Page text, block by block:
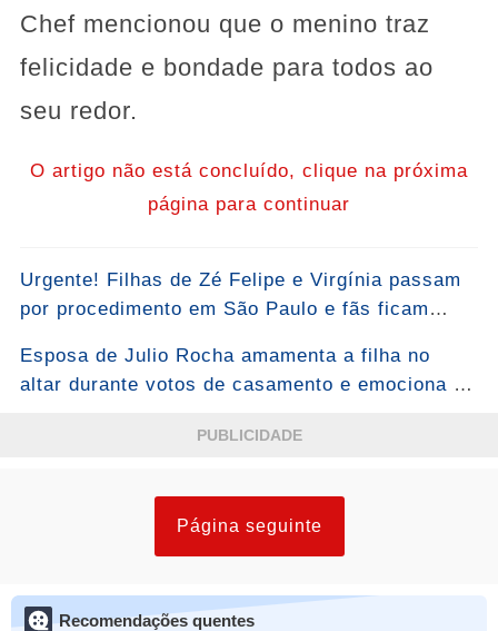
Chef mencionou que o menino traz
felicidade e bondade para todos ao
seu redor.
O artigo não está concluído, clique na próxima
página para continuar
Urgente! Filhas de Zé Felipe e Virgínia passam
por procedimento em São Paulo e fãs ficam
atenção”...Ver mais
Esposa de Julio Rocha amamenta a filha no
altar durante votos de casamento e emociona a
PUBLICIDADE
Página seguinte
Recomendações quentes